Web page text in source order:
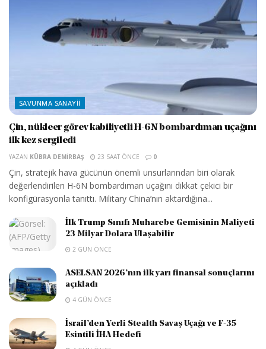
SAVUNMA SANAYII
Çin, nükleer görev kabiliyetli H-6N bombardıman uçağını
ilk kez sergiledi
YAZAN KÜBRA DEMIRBAŞ 23 SAAT ÖNCE 0
Çin, stratejik hava gücünün önemli unsurlarından biri olarak
değerlendirilen H-6N bombardıman uçağını dikkat çekici bir
konfigürasyonla tanıttı. Military China’nın aktardığına...
İlk Trump Sınıfı Muharebe Gemisinin Maliyeti
23 Milyar Dolara Ulaşabilir
2 GÜN ÖNCE
ASELSAN 2026’nın ilk yarı finansal sonuçlarını
açıkladı
4 GÜN ÖNCE
İsrail’den Yerli Stealth Savaş Uçağı ve F-35
Esintili İHA Hedefi